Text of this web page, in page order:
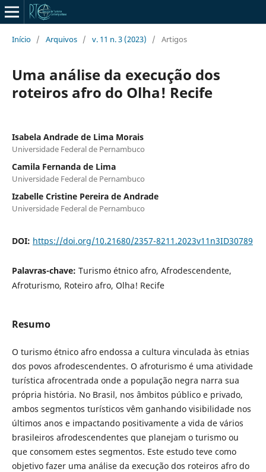
Início / Arquivos / v. 11 n. 3 (2023) / Artigos
Uma análise da execução dos
roteiros afro do Olha! Recife
Isabela Andrade de Lima Morais
Universidade Federal de Pernambuco
Camila Fernanda de Lima
Universidade Federal de Pernambuco
Izabelle Cristine Pereira de Andrade
Universidade Federal de Pernambuco
DOI: https://doi.org/10.21680/2357-8211.2023v11n3ID30789
Palavras-chave: Turismo étnico afro, Afrodescendente,
Afroturismo, Roteiro afro, Olha! Recife
Resumo
O turismo étnico afro endossa a cultura vinculada às etnias
dos povos afrodescendentes. O afroturismo é uma atividade
turística afrocentrada onde a população negra narra sua
própria história. No Brasil, nos âmbitos público e privado,
ambos segmentos turísticos vêm ganhando visibilidade nos
últimos anos e impactando positivamente a vida de vários
brasileiros afrodescendentes que planejam o turismo ou
que consomem estes segmentos. Este estudo teve como
objetivo fazer uma análise da execução dos roteiros afro do